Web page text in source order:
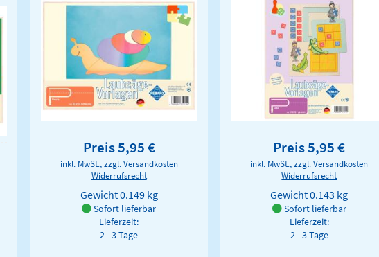
Preis 5,95 €
inkl. MwSt., zzgl.Versandkosten
Widerrufsrecht
Gewicht0.149 kg
Sofort lieferbar
Lieferzeit:
2 - 3 Tage
Preis 5,95 €
inkl. MwSt., zzgl.Versandkosten
Widerrufsrecht
Gewicht0.143 kg
Sofort lieferbar
Lieferzeit:
2 - 3 Tage